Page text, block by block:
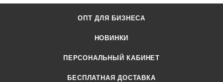
ОПТ ДЛЯ БИЗНЕСА
НОВИНКИ
ПЕРСОНАЛЬНЫЙ КАБИНЕТ
БЕСПЛАТНАЯ ДОСТАВКА